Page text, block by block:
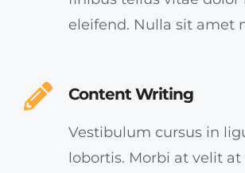
eleifend. Nulla sit amet
Content Writing
Vestibulum cursus in
lobortis. Morbi at velit